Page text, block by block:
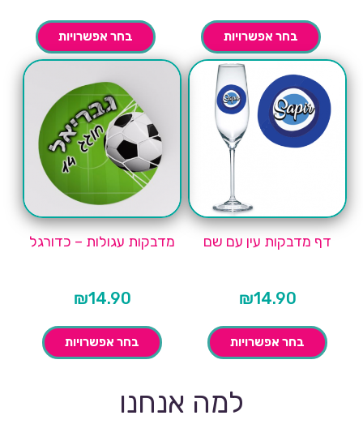
בחר אפשרויות בחר אפשרויות
דף מדבקות עין עם שם
₪14.90
בחר אפשרויות
מדבקות עגולות – כדורגל
₪14.90
בחר אפשרויות
למה אנחנו